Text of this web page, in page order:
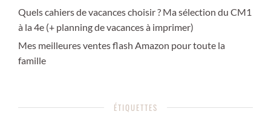
Quels cahiers de vacances choisir ? Ma sélection du CM1
à la 4e (+ planning de vacances à imprimer)
Mes meilleures ventes flash Amazon pour toute la
famille
ÉTIQUETTES